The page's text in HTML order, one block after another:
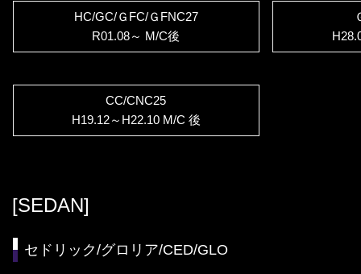
HC/GC/ＧFC/ＧFNC27
R01.08～ M/C後
CC/CNC25
H19.12～H22.10 M/C 後
[SEDAN]
セドリック/グロリア/CED/GLO